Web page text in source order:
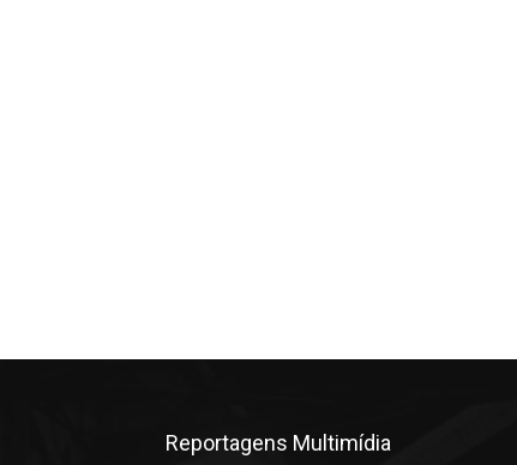
Reportagens Multimídia